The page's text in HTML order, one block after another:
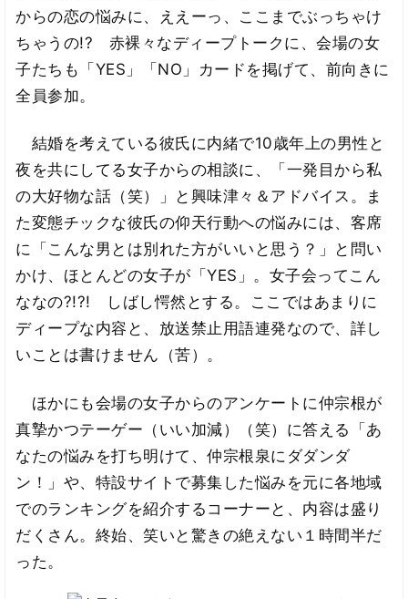
からの恋の悩みに、ええーっ、ここまでぶっちゃけ
ちゃうの!? 赤裸々なディープトークに、会場の女
子たちも「YES」「NO」カードを掲げて、前向きに
全員参加。
結婚を考えている彼氏に内緒で10歳年上の男性と
夜を共にしてる女子からの相談に、「一発目から私
の大好物な話（笑）」と興味津々＆アドバイス。ま
た変態チックな彼氏の仰天行動への悩みには、客席
に「こんな男とは別れた方がいいと思う？」と問い
かけ、ほとんどの女子が「YES」。女子会ってこん
ななの?!?! しばし愕然とする。ここではあまりに
ディープな内容と、放送禁止用語連発なので、詳し
いことは書けません（苦）。
ほかにも会場の女子からのアンケートに仲宗根が
真摯かつテーゲー（いい加減）（笑）に答える「あ
なたの悩みを打ち明けて、仲宗根泉にダダンダ
ン！」や、特設サイトで募集した悩みを元に各地域
でのランキングを紹介するコーナーと、内容は盛り
だくさん。終始、笑いと驚きの絶えない１時間半だ
った。